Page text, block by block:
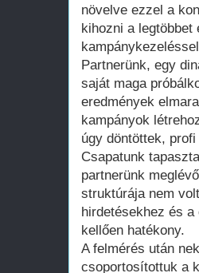
növelve ezzel a
kihozni a legtöbbet
Partnerünk, egy
saját maga
eredmények
kampányok
úgy döntöttek,
Csapatunk
partnerünk
struktúrája nem
hirdetésekhez és
kellően hatékony.
A felmérés után
csoportosítottuk a